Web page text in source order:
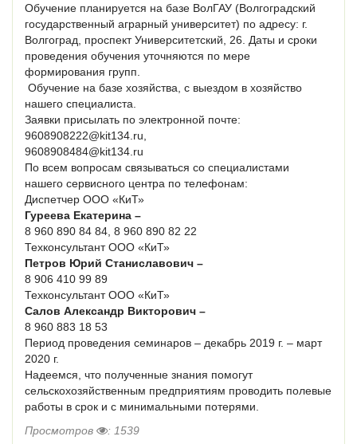
Обучение планируется на базе ВолГАУ (Волгоградский
государственный аграрный университет) по адресу: г.
Волгоград, проспект Университетский, 26. Даты и сроки
проведения обучения уточняются по мере
формирования групп.
 Обучение на базе хозяйства, с выездом в хозяйство
нашего специалиста.
Заявки присылать по электронной почте:
9608908222@kit134.ru,
9608908484@kit134.ru
По всем вопросам связываться со специалистами
нашего сервисного центра по телефонам:
Диспетчер ООО «КиТ»
Гуреева Екатерина –
8 960 890 84 84, 8 960 890 82 22
Техконсультант ООО «КиТ»
Петров Юрий Станиславович –
8 906 410 99 89
Техконсультант ООО «КиТ»
Салов Александр Викторович –
8 960 883 18 53
Период проведения семинаров – декабрь 2019 г. – март
2020 г.
Надеемся, что полученные знания помогут
сельскохозяйственным предприятиям проводить полевые
работы в срок и с минимальными потерями.
Просмотров
: 1539